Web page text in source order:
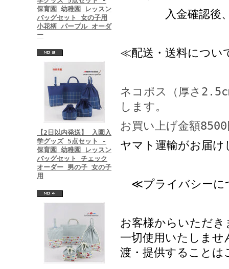
保育園 幼稚園 レッスン
バッグセット 女の子用
小花柄 パープル オーダ
ー
【2日以内発送】 入園入
学グッズ 5点セット -
保育園 幼稚園 レッスン
バッグセット チェック
オーダー 男の子 女の子
用
入金確認後、商
≪配送・送料につ
ネコポス（厚さ
します。
お買い上げ金額
ヤマト運輸がお届け
≪プライバシー
お客様からいただき
一切使用いたしませ
渡・提供することは